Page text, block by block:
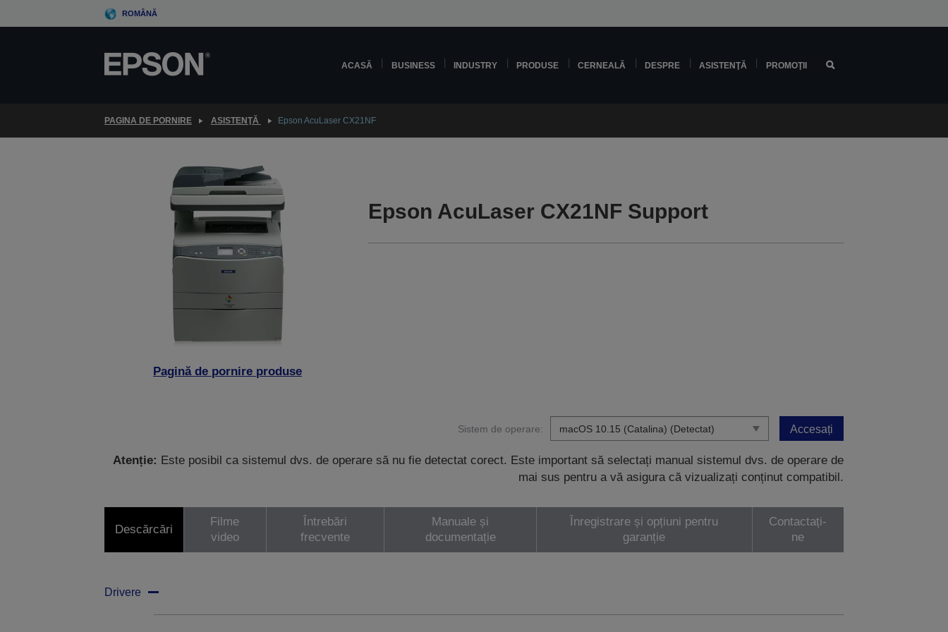
to
ROMÂNĂ
ACASĂ BUSINESS INDUSTRY PRODUSE CERNEALĂ DESPRE ASISTENŢĂ PROMOŢII
PAGINA DE PORNIRE ASISTENŢĂ Epson AcuLaser CX21NF
Pagină de pornire produse
Epson AcuLaser CX21NF Support
Sistem de operare: Accesați
Atenție: Este posibil ca sistemul dvs. de operare să nu fie detectat corect. Este important să selectați manual sistemul dvs. de operare de
mai sus pentru a vă asigura că vizualizați conținut compatibil.
Descărcări
Filme
video
Întrebări
frecvente
Manuale și
documentație
Înregistrare și opțiuni pentru
garanție
Contactați-
ne
Drivere